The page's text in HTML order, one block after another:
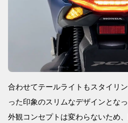
合わせてテールライトもスタイリ
った印象のスリムなデザインとなっ
外観コンセプトは変わらないため